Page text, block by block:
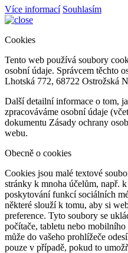
Více informací Souhlasím
Cookies
Tento web používá soubory
osobní údaje. Správcem těchto
Lhotská 772, 68722 Ostrožská
Další detailní informace o tom,
zpracováváme osobní údaje
dokumentu Zásady ochrany
webu.
Obecně o cookies
Cookies jsou malé textové
stránky k mnoha účelům, např.
poskytování funkcí sociálních
některé slouží k tomu, aby si
preference. Tyto soubory se
počítače, tabletu nebo
může do vašeho prohlížeče
pouze v případě, pokud to